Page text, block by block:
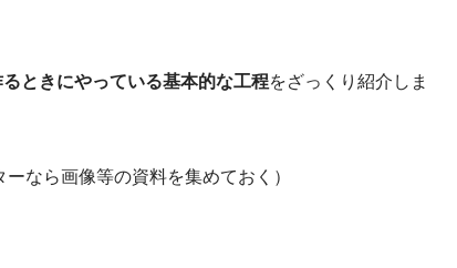
ときにやっている基本的な工程をざっくり紹介しま
ーなら画像等の資料を集めておく）